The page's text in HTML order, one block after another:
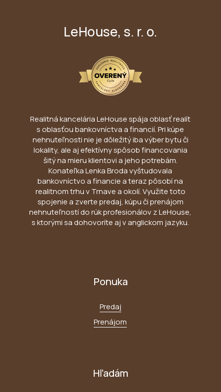
LeHouse, s. r. o.
Realitná kancelária LeHouse spája oblasť realít
s oblasťou bankovníctva a financií. Pri kúpe
nehnuteľnosti nie je dôležitý iba výber bytu či
lokality, ale aj efektívny spôsob financovania
šitý na mieru klientovi a jeho potrebám.
Konateľka Lenka Broda vyštudovala
bankovníctvo a financie a teraz pôsobí na
realitnom trhu v Trnave a okolí. Využite toto
spojenie a zverte predaj, kúpu či prenájom
nehnuteľností do rúk profesionálov z LeHouse,
s ktorými sa dohovoríte aj v anglickom jazyku.
Ponuka
Predaj
Prenájom
Hľadám